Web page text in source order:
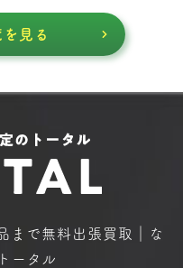
見る
まで無料出張買取｜な
ータル